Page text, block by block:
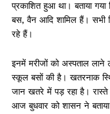
प्रकाशित हुआ था। बताया
बस, वैन आदि शामिल हैं। सभी
रहे हैं।
इनमें मरीजों को अस्पताल
स्कूल बसों की है। खतरनाक
जान खतरे में पड़ रहा है।
आज बुधवार को शासन ने